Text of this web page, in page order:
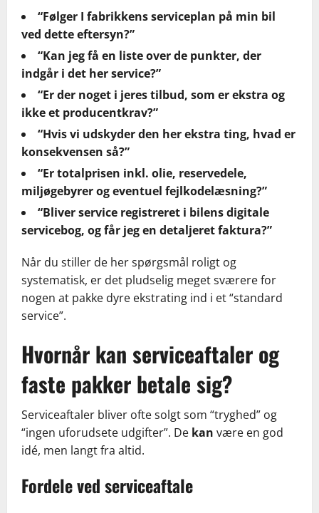
“Følger I fabrikkens serviceplan på min bil
ved dette eftersyn?”
“Kan jeg få en liste over de punkter, der
indgår i det her service?”
“Er der noget i jeres tilbud, som er ekstra og
ikke et producentkrav?”
“Hvis vi udskyder den her ekstra ting, hvad er
konsekvensen så?”
“Er totalprisen inkl. olie, reservedele,
miljøgebyrer og eventuel fejlkodelæsning?”
“Bliver service registreret i bilens digitale
servicebog, og får jeg en detaljeret faktura?”
Når du stiller de her spørgsmål roligt og
systematisk, er det pludselig meget sværere for
nogen at pakke dyre ekstrating ind i et “standard
service”.
Hvornår kan serviceaftaler og
faste pakker betale sig?
Serviceaftaler bliver ofte solgt som “tryghed” og
“ingen uforudsete udgifter”. De kan være en god
idé, men langt fra altid.
Fordele ved serviceaftale